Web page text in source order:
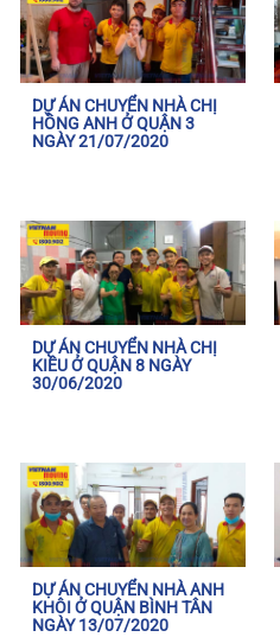
DỰ ÁN CHUYỂN NHÀ CHỊ
HỒNG ANH Ở QUẬN 3
NGÀY 21/07/2020
DỰ ÁN CHUYỂN NHÀ CHỊ
KIỀU Ở QUẬN 8 NGÀY
30/06/2020
DỰ ÁN CHUYỂN NHÀ ANH
KHÔI Ở QUẬN BÌNH TÂN
NGÀY 13/07/2020